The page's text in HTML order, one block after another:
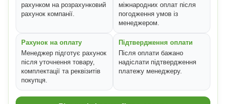
рахунком на розрахунковий
рахунок компанії.
міжнародних оплат після
погодження умов із
менеджером.
Рахунок на оплату
Менеджер підготує рахунок
після уточнення товару,
комплектації та реквізитів
покупця.
Підтвердження оплати
Після оплати бажано
надіслати підтвердження
платежу менеджеру.